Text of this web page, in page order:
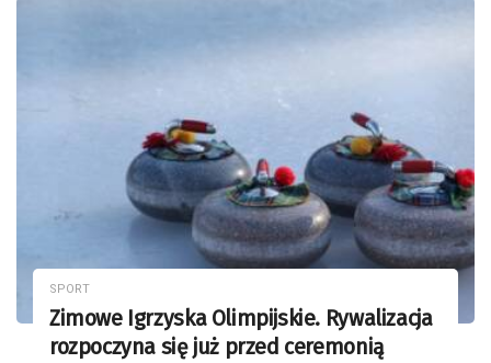
SPORT
Zimowe Igrzyska Olimpijskie. Rywalizacja
rozpoczyna się już przed ceremonią